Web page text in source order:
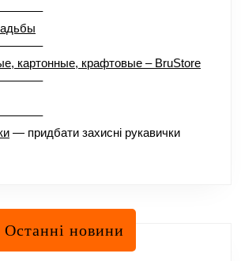
картонные, крафтовые – BruStore
— придбати захисні рукавички
Останні новини